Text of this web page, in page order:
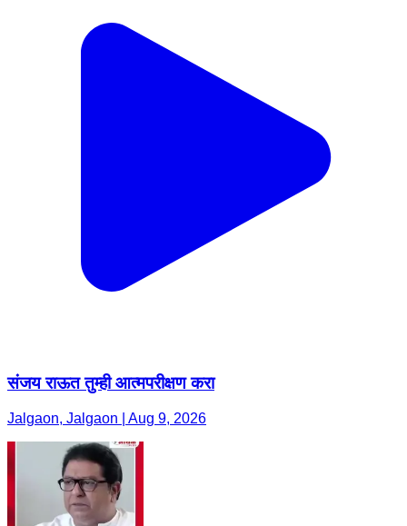
संजय राऊत तुम्ही आत्मपरीक्षण करा
Jalgaon, Jalgaon | Aug 9, 2026